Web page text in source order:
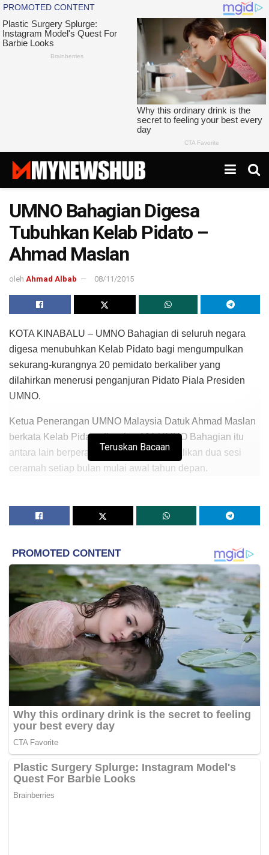
UMNO Bahagian Digesa
Tubuhkan Kelab Pidato –
Ahmad Maslan
oleh Ahmad Albab 08/11/2015
KOTA KINABALU – UMNO Bahagian di seluruh negara
digesa menubuhkan Kelab Pidato bagi mengumpulkan
sekurang-kurangnya 20 pemidato berkaliber yang
dilahirkan menerusi penganjuran Pidato Piala Presiden
UMNO.
Ketua Penerangan UMNO Malaysia Datuk Ahmad Maslan
berkata Kelab Pidato di setiap 191 UMNO Bahagian itu
antara lain berperanan dalam mengendalikan dua sesi
ceramah setiap bulan mulai awal tahun depan.
penceramah dan jentera utama Penerangan UMNO
Malaysia dalam menyampaikan isu semasa, dasar negara
kepada rakyat di bahagian masing-masing.
“Kita jangan tunggu sehingga ada penamaan calon atau
pembubaran (Parlimen) baru (kita) nak (menyampaikan)
ceramah. Ceramah ini jangan bermusim dan ia hendaklah
diadakan secara berkala dan berterusan iaitu dua ceramah
setiap bulan.
“Mereka (Kelab Pidato) hendaklah meletakkan lokasi
ceramah itu di pusat daerah mengundi,” katanya kepada
pemberita selepas merasmikan Pidato Piala Presiden
UMNO saringan bagi Zon Sabah dan Wilayah
Persekutuan Labuan di Ibu Pejabat Badan Perhubungan
Umno Sabah di sini hari ini.
Ahmad berkata para pemidato yang dikumpulkan dalam
satu kelab itu adalah sebagai persiapan menghadapi
Teruskan Bacaan